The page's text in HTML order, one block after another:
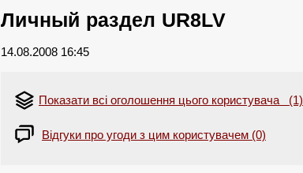
Личный раздел UR8LV
14.08.2008 16:45
Показати всі оголошення цього користувача (1)
Відгуки про угоди з цим користувачем (0)